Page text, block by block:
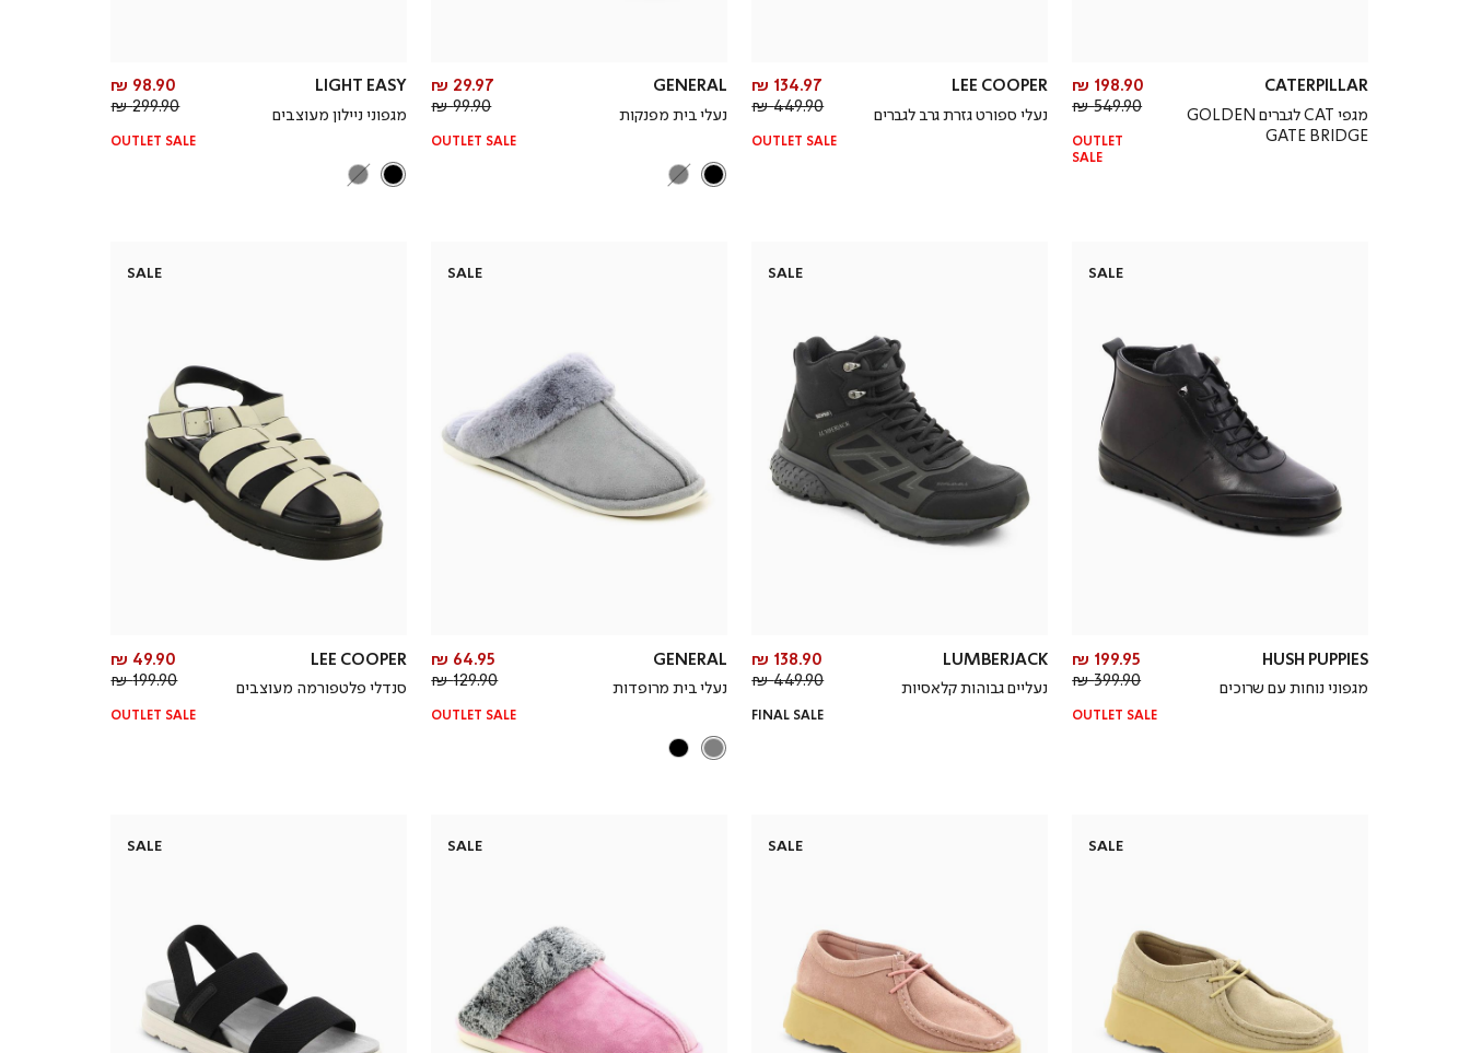
CATERPILLAR
מגפי CAT לגברים GOLDEN
GATE BRIDGE
מחיר
מוצר
198.90 ₪
מחיר
549.90 ₪
OUTLET
SALE
LEE COOPER
נעלי ספורט גזרת גרב לגברים
מחיר
מוצר
134.97 ₪
מחיר
449.90 ₪
OUTLET SALE
GENERAL
נעלי בית מפנקות
מחיר
מוצר
29.97 ₪
מחיר
99.90 ₪
OUTLET SALE
LIGHT EASY
מגפוני ניילון מעוצבים
מחיר
מוצר
98.90 ₪
מחיר
299.90 ₪
OUTLET SALE
SALE
HUSH PUPPIES
מגפוני נוחות עם שרוכים
מחיר
מוצר
199.95 ₪
מחיר
399.90 ₪
OUTLET SALE
SALE
LUMBERJACK
נעליים גבוהות קלאסיות
מחיר
מוצר
138.90 ₪
מחיר
449.90 ₪
FINAL SALE
SALE
GENERAL
נעלי בית מרופדות
מחיר
מוצר
64.95 ₪
מחיר
129.90 ₪
OUTLET SALE
SALE
LEE COOPER
סנדלי פלטפורמה מעוצבים
מחיר
מוצר
49.90 ₪
מחיר
199.90 ₪
OUTLET SALE
SALE
SALE
SALE
SALE